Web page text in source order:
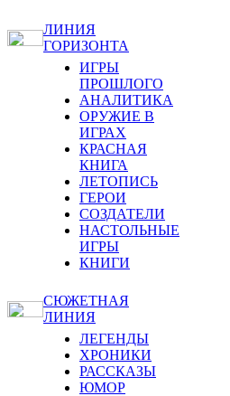
ЛИНИЯ
ГОРИЗОНТА
ИГРЫ
ПРОШЛОГО
АНАЛИТИКА
ОРУЖИЕ В
ИГРАХ
КРАСНАЯ
КНИГА
ЛЕТОПИСЬ
ГЕРОИ
СОЗДАТЕЛИ
НАСТОЛЬНЫЕ
ИГРЫ
КНИГИ
СЮЖЕТНАЯ
ЛИНИЯ
ЛЕГЕНДЫ
ХРОНИКИ
РАССКАЗЫ
ЮМОР